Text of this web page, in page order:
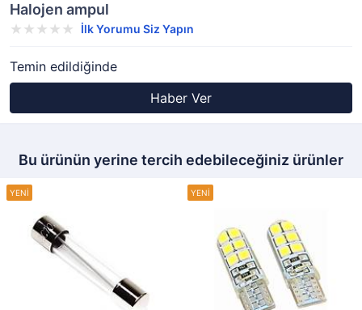
Halojen ampul
İlk Yorumu Siz Yapın
Temin edildiğinde
Haber Ver
Bu ürünün yerine tercih edebileceğiniz ürünler